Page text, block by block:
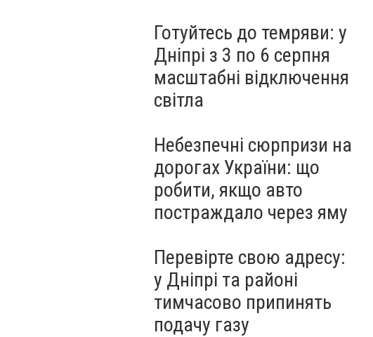
Готуйтесь до темряви: у
Дніпрі з 3 по 6 серпня
масштабні відключення
світла
Небезпечні сюрпризи на
дорогах України: що
робити, якщо авто
постраждало через яму
Перевірте свою адресу:
у Дніпрі та районі
тимчасово припинять
подачу газу